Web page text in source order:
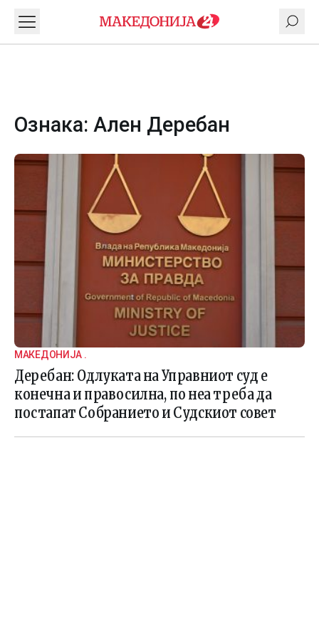
Ознака: Ален Деребан
МАКЕДОНИЈА .
Деребан: Одлуката на Управниот суд е
конечна и правосилна, по неа треба да
постапат Собранието и Судскиот совет